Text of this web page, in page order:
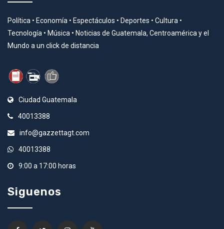
Política • Economía • Espectáculos • Deportes • Cultura •
Tecnología • Música • Noticias de Guatemala, Centroamérica y el
Mundo a un click de distancia
Ciudad Guatemala
40013388
info@gazzettagt.com
40013388
9:00 a 17:00 horas
Siguenos